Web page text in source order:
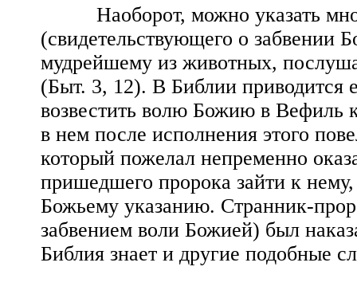
Наоборот, можно указать
(свидетельствующего о
мудрейшему из животных,
(Быт. 3, 12). В Библии
возвестить волю Божию в Вефиль
в нем после исполнения этого
который пожелал непременно
пришедшего пророка зайти к
Божьему указанию. Странник-
забвением воли Божией) был
Библия знает и другие подобные